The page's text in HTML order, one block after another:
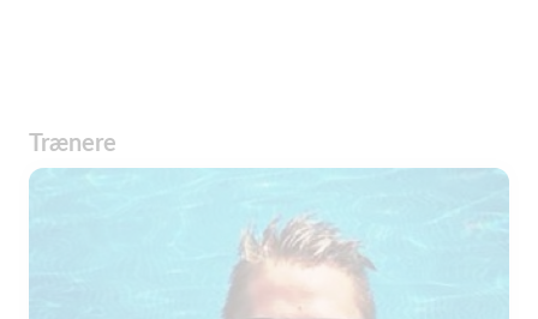
Trænere